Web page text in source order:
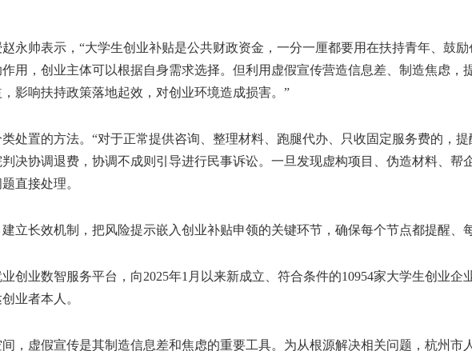
帅表示，“大学生创业补贴是公共财政资金，一分一厘都要用在扶持青年、鼓
用，创业主体可以根据自身需求选择。但利用虚假宣传营造信息差、制造焦虑，
影响扶持政策落地起效，对创业环境造成损害。”
置的方法。“对于正常提供咨询、整理材料、跑腿代办、只收固定服务费的，
决协调退费，协调不成则引导进行民事诉讼。一旦发现虚构项目、伪造材料、帮
直接处理。
长效机制，把风险提示嵌入创业补贴申领的关键环节，确保每个节点都提醒、
业数智服务平台，向2025年1月以来新成立、符合条件的10954家大学生创业企
业者本人。
虚假宣传是其制造信息差和焦虑的重要工具。为从根源解决相关问题，杭州市